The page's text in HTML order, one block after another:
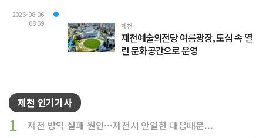
2026-08-06
08:59
제천
제천예술의전당 여름광장, 도심 속 열
린 문화공간으로 운영
제천 인기기사
1 제천 방역 실패 원인···제천시 안일한 대응때문...